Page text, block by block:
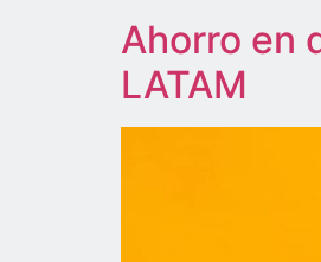
Ahorro en
LATAM